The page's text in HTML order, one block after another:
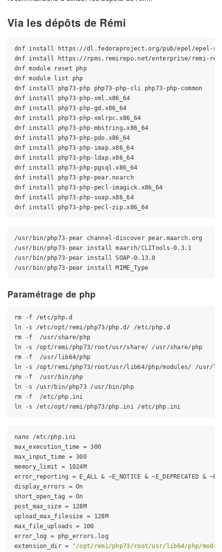
Via les dépôts de Rémi
dnf install https://dl.fedoraproject.org/pub/epel/epel-
dnf install https://rpms.remirepo.net/enterprise/remi-
dnf module reset php
dnf module list php
dnf install php73-php php73-php-cli php73-php-common
dnf install php73-php-xml.x86_64
dnf install php73-php-gd.x86_64
dnf install php73-php-xmlrpc.x86_64
dnf install php73-php-mbstring.x86_64
dnf install php73-php-pdo.x86_64
dnf install php73-php-imap.x86_64
dnf install php73-php-ldap.x86_64
dnf install php73-php-pgsql.x86_64
dnf install php73-php-pear.noarch
dnf install php73-php-pecl-imagick.x86_64
dnf install php73-php-soap.x86_64
/usr/bin/php73-pear channel-discover pear.maarch.org
/usr/bin/php73-pear install maarch/CLITools-0.3.1
/usr/bin/php73-pear install SOAP-0.13.0
Paramétrage de php
rm -f /etc/php.d
ln -s /etc/opt/remi/php73/php.d/ /etc/php.d
rm -f  /usr/share/php
ln -s /opt/remi/php73/root/usr/share/ /usr/share/php
rm -f  /usr/lib64/php
ln -s /opt/remi/php73/root/usr/lib64/php/modules/ /usr/
rm -f  /usr/bin/php
ln -s /usr/bin/php73 /usr/bin/php
rm -f  /etc/php.ini
nano /etc/php.ini
max_execution_time = 300
max_input_time = 300
memory_limit = 1024M
error_reporting = E_ALL & ~E_NOTICE & ~E_DEPRECATED &
display_errors = On
short_open_tag = On
post_max_size = 128M
upload_max_filesize = 128M
max_file_uploads = 100
error_log = php_errors.log
extension_dir =
"/opt/remi/php73/root/usr/lib64/php/